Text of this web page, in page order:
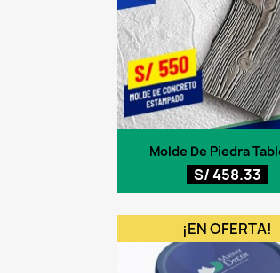
Vista rápida
Molde De Piedra
S/ 458.33
¡EN OFERTA!